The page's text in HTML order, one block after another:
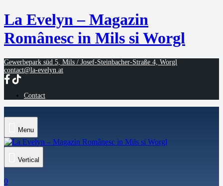
La Evelyn – Magazin
Românesc in Mils si Worgl
Gewerbepark süd 5, Mils / Josef-Steinbacher-Straße 4, Worgl
contact@la-evelyn.at
Contact
Menu
Vertical
0